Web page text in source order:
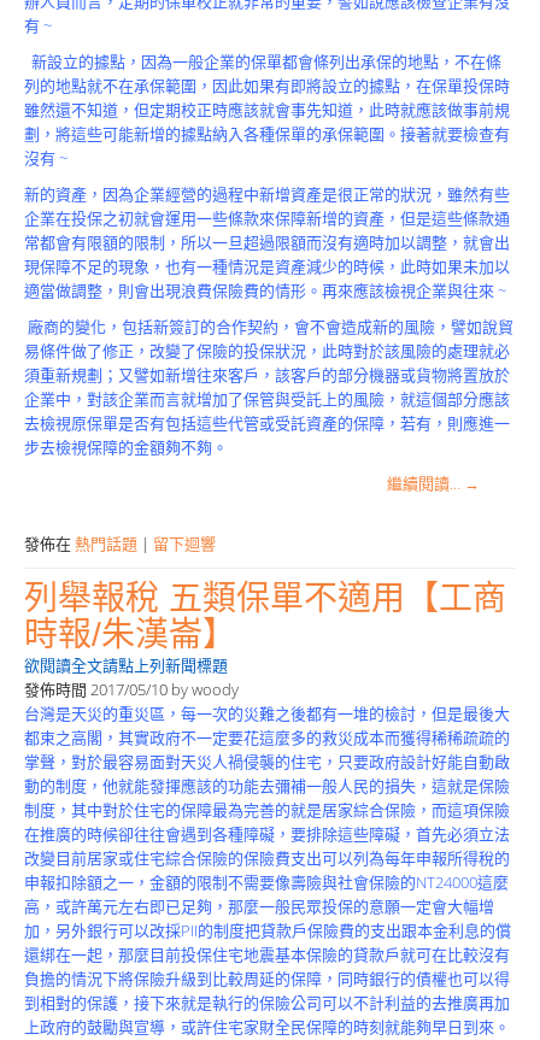
有 ~
新設立的據點，因為一般企業的保單都會條列出承保的地點，不在條
列的地點就不在承保範圍，因此如果有即將設立的據點，在保單投保時
雖然還不知道，但定期校正時應該就會事先知道，此時就應該做事前規
劃，將這些可能新增的據點納入各種保單的承保範圍。接著就要檢查有
沒有 ~
新的資產，因為企業經營的過程中新增資產是很正常的狀況，雖然有些
企業在投保之初就會運用一些條款來保障新增的資產，但是這些條款通
常都會有限額的限制，所以一旦超過限額而沒有適時加以調整，就會出
現保障不足的現象，也有一種情況是資產減少的時候，此時如果未加以
適當做調整，則會出現浪費保險費的情形。再來應該檢視企業與往來 ~
廠商的變化，包括新簽訂的合作契約，會不會造成新的風險，譬如說貿
易條件做了修正，改變了保險的投保狀況，此時對於該風險的處理就必
須重新規劃；又譬如新增往來客戶，該客戶的部分機器或貨物將置放於
企業中，對該企業而言就增加了保管與受託上的風險，就這個部分應該
去檢視原保單是否有包括這些代管或受託資產的保障，若有，則應進一
步去檢視保障的金額夠不夠。
繼續閱讀… →
發佈在熱門話題 | 留下迴響
列舉報稅 五類保單不適用【工商
時報/朱漢崙】
欲閱讀全文請點上列新聞標題
發佈時間 2017/05/10 bywoody
台灣是天災的重災區，每一次的災難之後都有一堆的檢討，但是最後大
都束之高閣，其實政府不一定要花這麼多的救災成本而獲得稀稀疏疏的
掌聲，對於最容易面對天災人禍侵襲的住宅，只要政府設計好能自動啟
動的制度，他就能發揮應該的功能去彌補一般人民的損失，這就是保險
制度，其中對於住宅的保障最為完善的就是居家綜合保險，而這項保險
在推廣的時候卻往往會遇到各種障礙，要排除這些障礙，首先必須立法
改變目前居家或住宅綜合保險的保險費支出可以列為每年申報所得稅的
申報扣除額之一，金額的限制不需要像壽險與社會保險的NT24000這麼
高，或許萬元左右即已足夠，那麼一般民眾投保的意願一定會大幅增
加，另外銀行可以改採PII的制度把貸款戶保險費的支出跟本金利息的償
還綁在一起，那麼目前投保住宅地震基本保險的貸款戶就可在比較沒有
負擔的情況下將保險升級到比較周延的保障，同時銀行的債權也可以得
到相對的保護，接下來就是執行的保險公司可以不計利益的去推廣再加
上政府的鼓勵與宣導，或許住宅家財全民保障的時刻就能夠早日到來。